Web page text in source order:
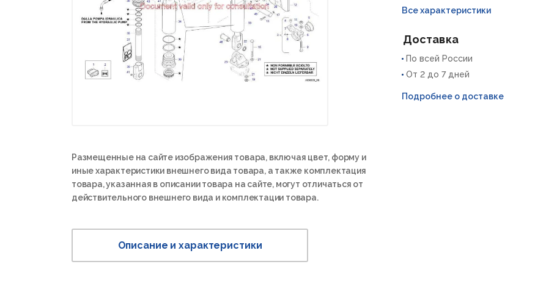
Размещенные на сайте изображения товара, включая цвет, форму и
иные характеристики внешнего вида товара, а также комплектация
товара, указанная в описании товара на сайте, могут отличаться от
действительного внешнего вида и комплектации товара.
Все характеристики
Доставка
По всей России
От 2 до 7 дней
Подробнее о доставке
Описание и характеристики